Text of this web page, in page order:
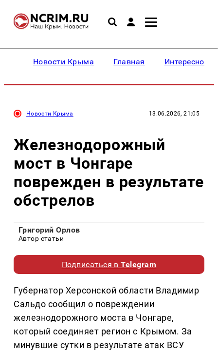
Новости Крыма Главная Интересное
Новости Крыма 13.06.2026, 21:05
Железнодорожный
мост в Чонгаре
поврежден в результате
обстрелов
Григорий Орлов
Автор статьи
Подписаться вTelegram
Губернатор Херсонской области Владимир
Сальдо сообщил о повреждении
железнодорожного моста в Чонгаре,
который соединяет регион с Крымом. За
минувшие сутки в результате атак ВСУ